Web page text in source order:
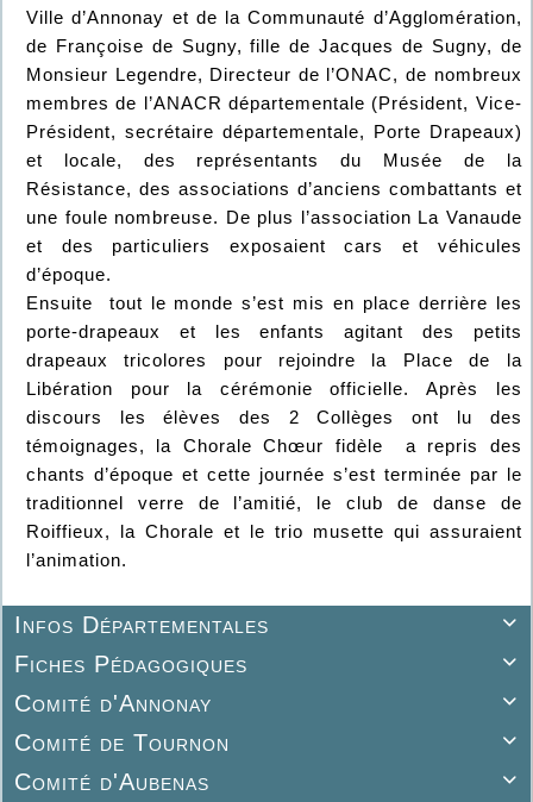

Infos Départementales

Fiches Pédagogiques

Comité d'Annonay

Comité de Tournon

Comité d'Aubenas
Ville d’Annonay et de la Communauté d’Agglomération,
de Françoise de Sugny, fille de Jacques de Sugny, de
Monsieur Legendre, Directeur de l’ONAC, de nombreux
membres de l’ANACR départementale (Président, Vice-
Président, secrétaire départementale, Porte Drapeaux)
et locale, des représentants du Musée de la
Résistance, des associations d’anciens combattants et
une foule nombreuse. De plus l’association La Vanaude
et des particuliers exposaient cars et véhicules
d’époque.
Ensuite tout le monde s’est mis en place derrière les
porte-drapeaux et les enfants agitant des petits
drapeaux tricolores pour rejoindre la Place de la
Libération pour la cérémonie officielle. Après les
discours les élèves des 2 Collèges ont lu des
témoignages, la Chorale Chœur fidèle a repris des
chants d’époque et cette journée s’est terminée par le
traditionnel verre de l’amitié, le club de danse de
Roiffieux, la Chorale et le trio musette qui assuraient
l’animation.